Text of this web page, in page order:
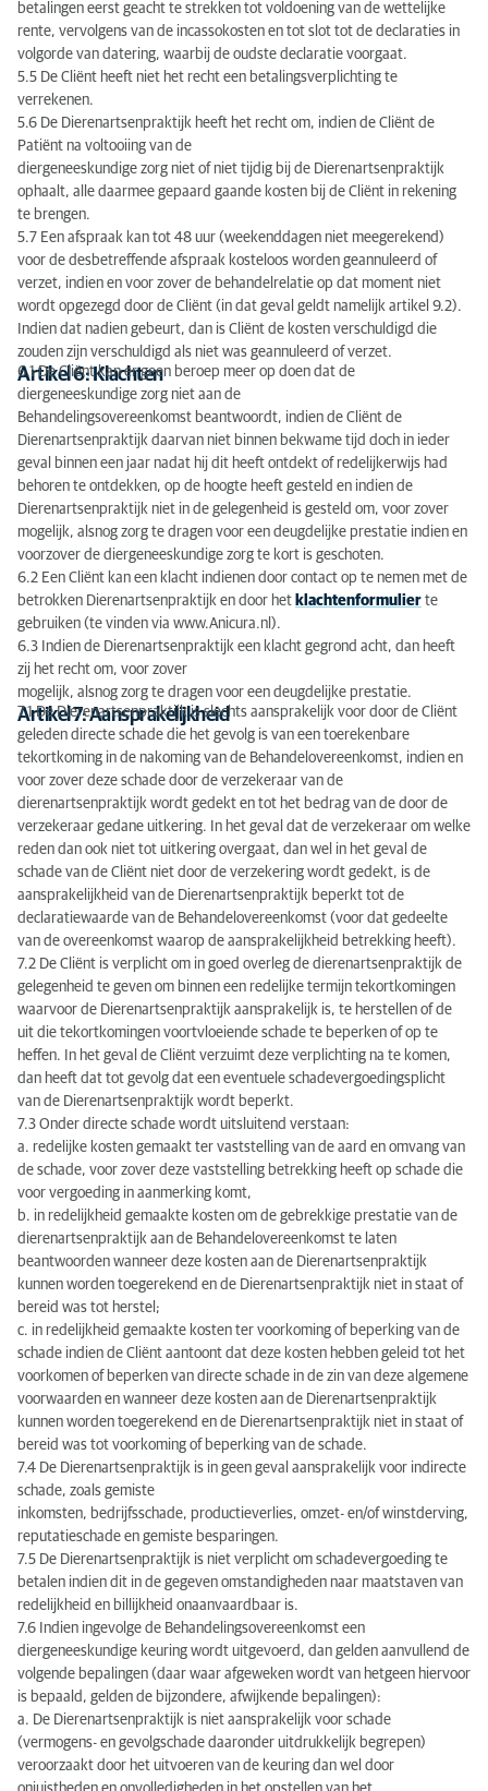
betalingen eerst geacht te strekken tot voldoening van de wettelijke
rente, vervolgens van de incassokosten en tot slot tot de declaraties in
volgorde van datering, waarbij de oudste declaratie voorgaat.
5.5 De Cliënt heeft niet het recht een betalingsverplichting te
verrekenen.
5.6 De Dierenartsenpraktijk heeft het recht om, indien de Cliënt de
Patiënt na voltooiing van de
diergeneeskundige zorg niet of niet tijdig bij de Dierenartsenpraktijk
ophaalt, alle daarmee gepaard gaande kosten bij de Cliënt in rekening
te brengen.
5.7 Een afspraak kan tot 48 uur (weekenddagen niet meegerekend)
voor de desbetreffende afspraak kosteloos worden geannuleerd of
verzet, indien en voor zover de behandelrelatie op dat moment niet
wordt opgezegd door de Cliënt (in dat geval geldt namelijk artikel 9.2).
Indien dat nadien gebeurt, dan is Cliënt de kosten verschuldigd die
zouden zijn verschuldigd als niet was geannuleerd of verzet.
Artikel 6: Klachten
6.1 De Cliënt kan er geen beroep meer op doen dat de
diergeneeskundige zorg niet aan de
Behandelingsovereenkomst beantwoordt, indien de Cliënt de
Dierenartsenpraktijk daarvan niet binnen bekwame tijd doch in ieder
geval binnen een jaar nadat hij dit heeft ontdekt of redelijkerwijs had
behoren te ontdekken, op de hoogte heeft gesteld en indien de
Dierenartsenpraktijk niet in de gelegenheid is gesteld om, voor zover
mogelijk, alsnog zorg te dragen voor een deugdelijke prestatie indien en
voorzover de diergeneeskundige zorg te kort is geschoten.
6.2 Een Cliënt kan een klacht indienen door contact op te nemen met de
betrokken Dierenartsenpraktijk en door het klachtenformulier te
gebruiken (te vinden via www.Anicura.nl).
6.3 Indien de Dierenartsenpraktijk een klacht gegrond acht, dan heeft
zij het recht om, voor zover
mogelijk, alsnog zorg te dragen voor een deugdelijke prestatie.
Artikel 7: Aansprakelijkheid
7.1 De Dierenartsenpraktijk is slechts aansprakelijk voor door de Cliënt
geleden directe schade die het gevolg is van een toerekenbare
tekortkoming in de nakoming van de Behandelovereenkomst, indien en
voor zover deze schade door de verzekeraar van de
dierenartsenpraktijk wordt gedekt en tot het bedrag van de door de
verzekeraar gedane uitkering. In het geval dat de verzekeraar om welke
reden dan ook niet tot uitkering overgaat, dan wel in het geval de
schade van de Cliënt niet door de verzekering wordt gedekt, is de
aansprakelijkheid van de Dierenartsenpraktijk beperkt tot de
declaratiewaarde van de Behandelovereenkomst (voor dat gedeelte
van de overeenkomst waarop de aansprakelijkheid betrekking heeft).
7.2 De Cliënt is verplicht om in goed overleg de dierenartsenpraktijk de
gelegenheid te geven om binnen een redelijke termijn tekortkomingen
waarvoor de Dierenartsenpraktijk aansprakelijk is, te herstellen of de
uit die tekortkomingen voortvloeiende schade te beperken of op te
heffen. In het geval de Cliënt verzuimt deze verplichting na te komen,
dan heeft dat tot gevolg dat een eventuele schadevergoedingsplicht
van de Dierenartsenpraktijk wordt beperkt.
7.3 Onder directe schade wordt uitsluitend verstaan:
a. redelijke kosten gemaakt ter vaststelling van de aard en omvang van
de schade, voor zover deze vaststelling betrekking heeft op schade die
voor vergoeding in aanmerking komt,
b. in redelijkheid gemaakte kosten om de gebrekkige prestatie van de
dierenartsenpraktijk aan de Behandelovereenkomst te laten
beantwoorden wanneer deze kosten aan de Dierenartsenpraktijk
kunnen worden toegerekend en de Dierenartsenpraktijk niet in staat of
bereid was tot herstel;
c. in redelijkheid gemaakte kosten ter voorkoming of beperking van de
schade indien de Cliënt aantoont dat deze kosten hebben geleid tot het
voorkomen of beperken van directe schade in de zin van deze algemene
voorwaarden en wanneer deze kosten aan de Dierenartsenpraktijk
kunnen worden toegerekend en de Dierenartsenpraktijk niet in staat of
bereid was tot voorkoming of beperking van de schade.
7.4 De Dierenartsenpraktijk is in geen geval aansprakelijk voor indirecte
schade, zoals gemiste
inkomsten, bedrijfsschade, productieverlies, omzet- en/of winstderving,
reputatieschade en gemiste besparingen.
7.5 De Dierenartsenpraktijk is niet verplicht om schadevergoeding te
betalen indien dit in de gegeven omstandigheden naar maatstaven van
redelijkheid en billijkheid onaanvaardbaar is.
7.6 Indien ingevolge de Behandelingsovereenkomst een
diergeneeskundige keuring wordt uitgevoerd, dan gelden aanvullend de
volgende bepalingen (daar waar afgeweken wordt van hetgeen hiervoor
is bepaald, gelden de bijzondere, afwijkende bepalingen):
a. De Dierenartsenpraktijk is niet aansprakelijk voor schade
(vermogens- en gevolgschade daaronder uitdrukkelijk begrepen)
veroorzaakt door het uitvoeren van de keuring dan wel door